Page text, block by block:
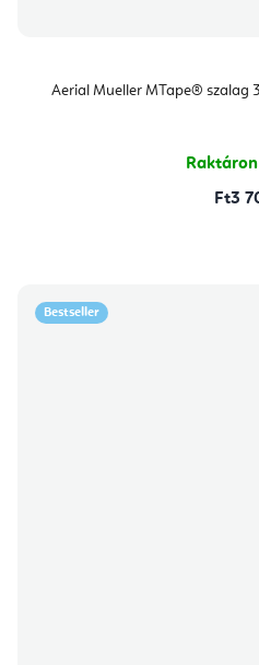
Aerial Mueller MTape® szalag
Raktáron
Ft3
Bestseller